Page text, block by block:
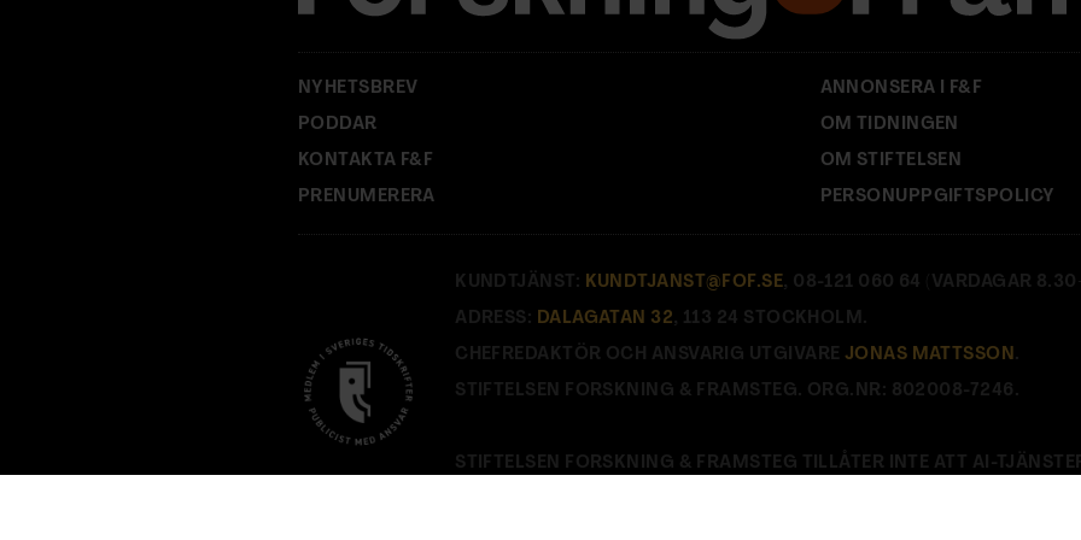
NYHETSBREV
PODDAR
KONTAKTA F&F
PRENUMERERA
ANNONSERA I F&F
OM TIDNINGEN
OM STIFTELSEN
PERSONUPPGIFTSPOLICY
KUNDTJÄNST: KUNDTJANST@FOF.SE, 08-121 060 64 (VARDAGAR
ADRESS: DALAGATAN 32 , 113 24 STOCKHOLM.
CHEFREDAKTÖR OCH ANSVARIG UTGIVARE JONAS MATTSSON .
STIFTELSEN FORSKNING & FRAMSTEG. ORG.NR: 802008-7246.
STIFTELSEN FORSKNING & FRAMSTEG TILLÅTER INTE ATT AI-